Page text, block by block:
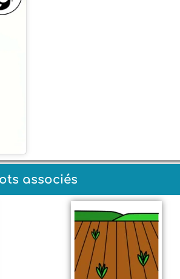
associés